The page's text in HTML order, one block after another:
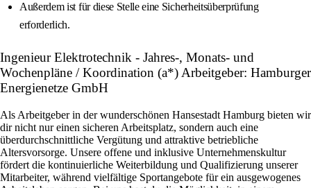
Außerdem ist für diese Stelle eine Sicherheitsüberprüfung
erforderlich.
Ingenieur Elektrotechnik - Jahres-, Monats- und
Wochenpläne / Koordination (a*) Arbeitgeber: Hamburger
Energienetze GmbH
Als Arbeitgeber in der wunderschönen Hansestadt Hamburg bieten wir
dir nicht nur einen sicheren Arbeitsplatz, sondern auch eine
überdurchschnittliche Vergütung und attraktive betriebliche
Altersvorsorge. Unsere offene und inklusive Unternehmenskultur
fördert die kontinuierliche Weiterbildung und Qualifizierung unserer
Mitarbeiter, während vielfältige Sportangebote für ein ausgewogenes